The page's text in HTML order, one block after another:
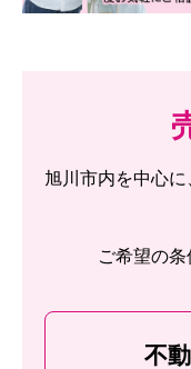
旭川市内を中心
ご希望の条
不